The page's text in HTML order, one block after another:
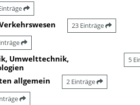
23 Einträge
Umwelttechnik,
5
allgemein 2 Einträge